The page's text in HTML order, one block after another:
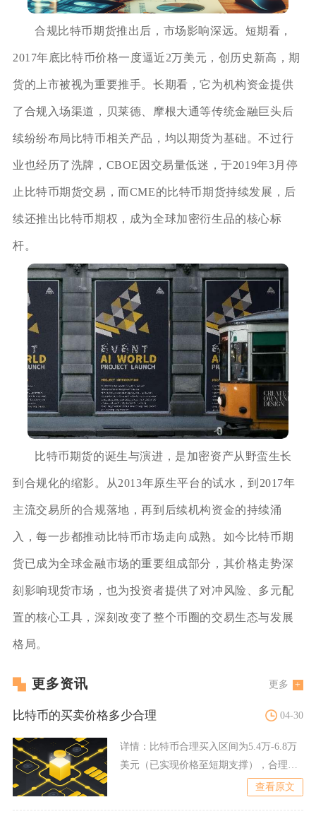
合规比特币期货推出后，市场影响深远。短期看，
2017年底比特币价格一度逼近2万美元，创历史新高，期
货的上市被视为重要推手。长期看，它为机构资金提供
了合规入场渠道，贝莱德、摩根大通等传统金融巨头后
续纷纷布局比特币相关产品，均以期货为基础。不过行
业也经历了洗牌，CBOE因交易量低迷，于2019年3月停
止比特币期货交易，而CME的比特币期货持续发展，后
续还推出比特币期权，成为全球加密衍生品的核心标
杆。
比特币期货的诞生与演进，是加密资产从野蛮生长
到合规化的缩影。从2013年原生平台的试水，到2017年
主流交易所的合规落地，再到后续机构资金的持续涌
入，每一步都推动比特币市场走向成熟。如今比特币期
货已成为全球金融市场的重要组成部分，其价格走势深
刻影响现货市场，也为投资者提供了对冲风险、多元配
置的核心工具，深刻改变了整个币圈的交易生态与发展
格局。
更多资讯 更多
比特币的买卖价格多少合理 04-30
详情： 比特币合理买入区间为5.4万-6.8万
美元（已实现价格至短期支撑），合理卖
查看原文